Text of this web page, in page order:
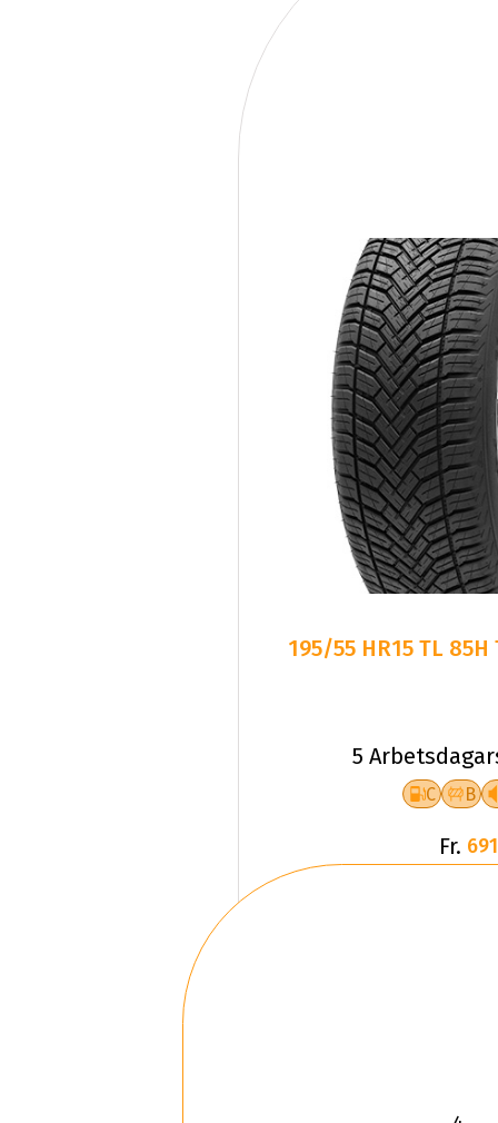
195/55 HR15 TL 85H
5
C B
Fr.